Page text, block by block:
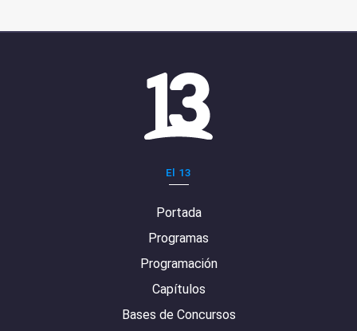
El 13
Portada
Programas
Programación
Capítulos
Bases de Concursos